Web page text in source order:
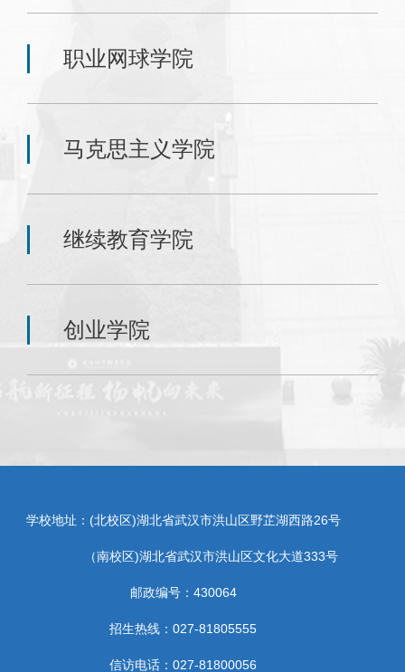
职业网球学院
马克思主义学院
继续教育学院
创业学院
学校地址：(北校区)湖北省武汉市洪山区野芷湖西路26号
（南校区)湖北省武汉市洪山区文化大道333号
邮政编号：430064
招生热线：027-81805555
信访电话：027-81800056